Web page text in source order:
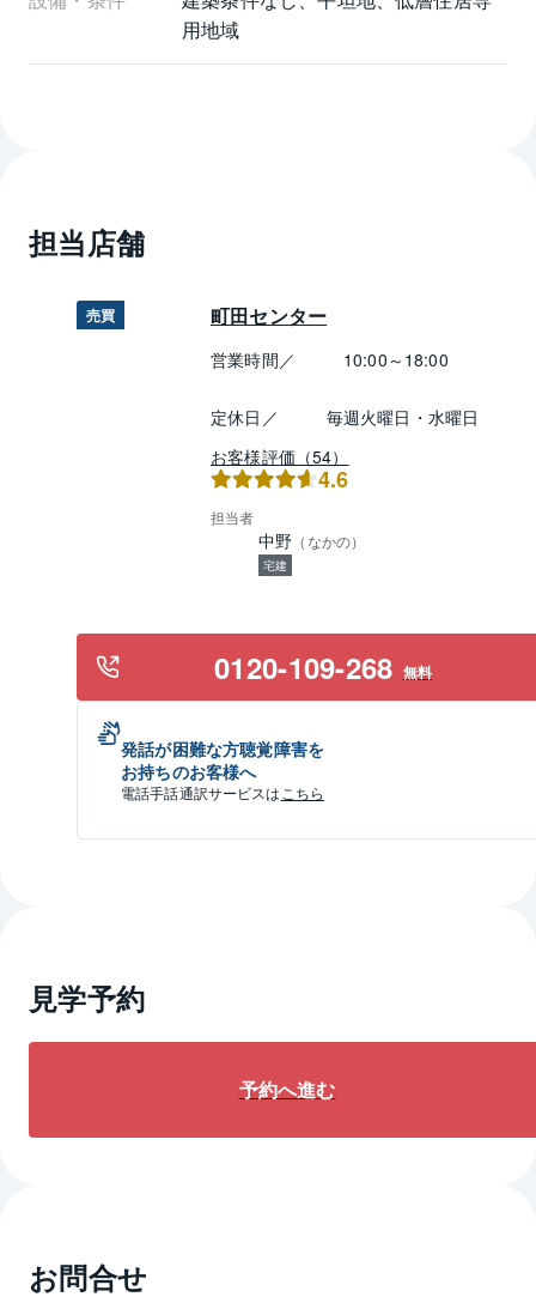
用地域
担当店舗
売買 町田センター
営業時間／ 10:00～18:00
定休日／
毎週火曜日・水曜日
お客様評価（54）
4.6
担当者
中野 （ なかの）
宅建
0120-109-268 無料
発話が困難な方聴覚障害を
お持ちのお客様へ
電話手話通訳サービスは こちら
見学予約
予約へ進む
お問合せ